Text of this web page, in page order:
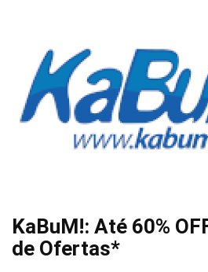
KaBuM!: Até 60%
de Ofertas*